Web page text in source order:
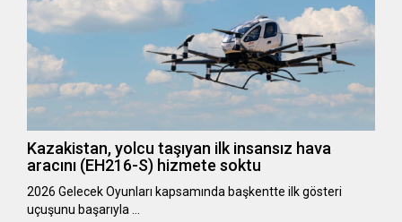
Kazakistan, yolcu taşıyan ilk insansız hava
aracını (EH216-S) hizmete soktu
2026 Gelecek Oyunları kapsamında başkentte ilk gösteri
uçuşunu başarıyla …